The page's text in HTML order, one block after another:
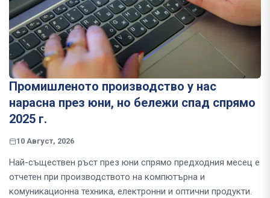
Промишленото производство у нас
нарасна през юни, но бележи спад спрямо
2025 г.
10 Август, 2026
Най-съществен ръст през юни спрямо предходния месец е
отчетен при производството на компютърна и
комуникационна техника, електронни и оптични продукти.